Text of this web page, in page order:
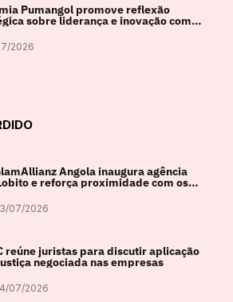
Pumangol promove reflexão
sobre liderança e inovação com
internacional Nadim Habib
2026
Angola inaugura agência
e reforça proximidade com os
07/2026
reúne juristas para discutir aplicação
negociada nas empresas
07/2026